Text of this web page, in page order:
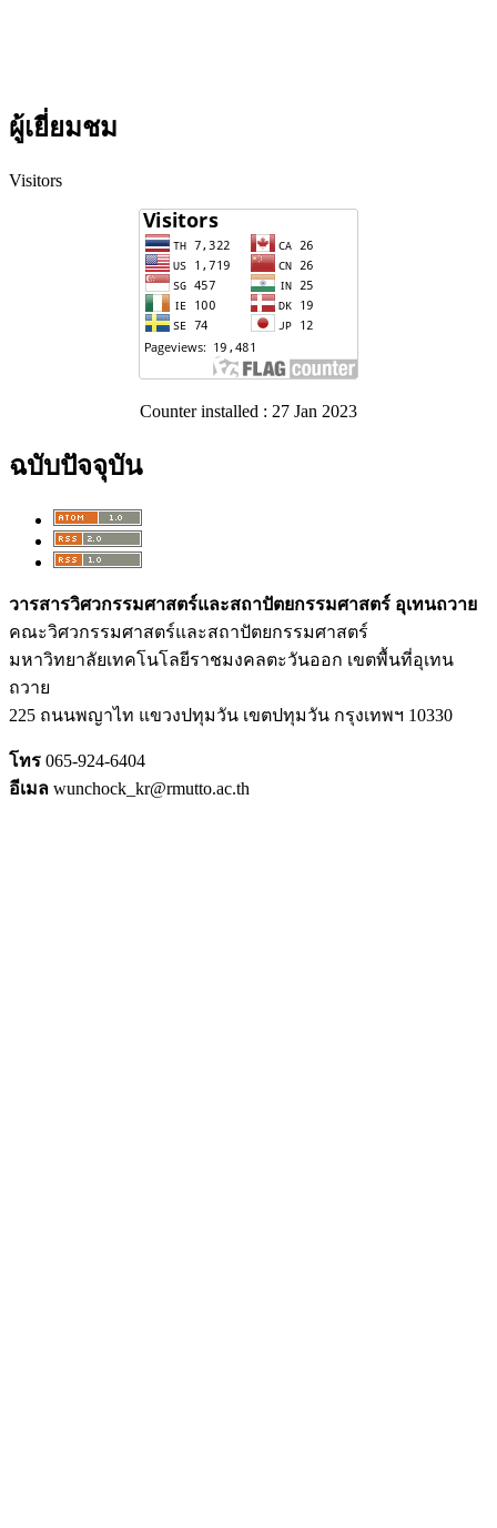
ผู้เยี่ยมชม
Visitors
Counter installed : 27 Jan 2023
ฉบับปัจจุบัน
วารสารวิศวกรรมศาสตร์และสถาปัตยกรรมศาสตร์ อุเทนถวาย
คณะวิศวกรรมศาสตร์และสถาปัตยกรรมศาสตร์
มหาวิทยาลัยเทคโนโลยีราชมงคลตะวันออก เขตพื้นที่อุเทน
ถวาย
225 ถนนพญาไท แขวงปทุมวัน เขตปทุมวัน กรุงเทพฯ 10330
โทร 065-924-6404
อีเมล wunchock_kr@rmutto.ac.th